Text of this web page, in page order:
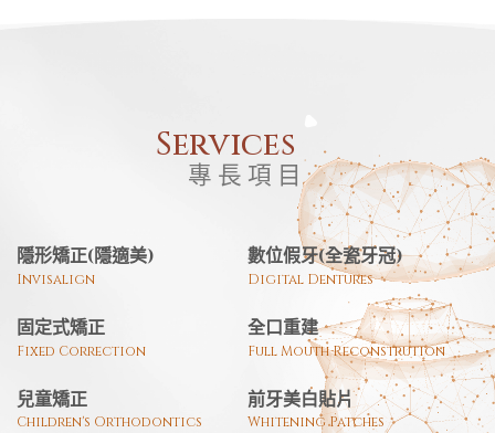
Services
專長項目
隱形矯正(隱適美)
Invisalign
固定式矯正
Fixed Correction
兒童矯正
Children's Orthodontics
數位假牙(全瓷牙冠)
Digital Dentures
全口重建
Full Mouth Reconstrution
前牙美白貼片
Whitening Patches